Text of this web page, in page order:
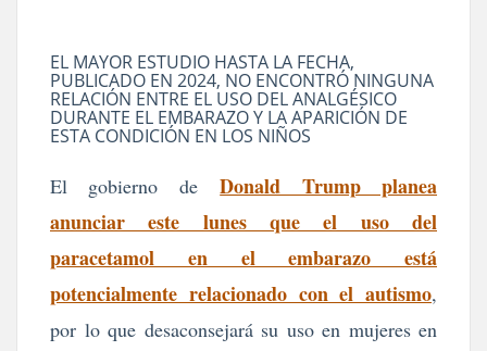
EL MAYOR ESTUDIO HASTA LA FECHA,
PUBLICADO EN 2024, NO ENCONTRÓ NINGUNA
RELACIÓN ENTRE EL USO DEL ANALGÉSICO
DURANTE EL EMBARAZO Y LA APARICIÓN DE
ESTA CONDICIÓN EN LOS NIÑOS
El gobierno deDonald Trump planea
anunciar este lunes que el uso del
paracetamol en el embarazo está
potencialmente relacionado con el autismo,
por lo que desaconsejará su uso en mujeres en